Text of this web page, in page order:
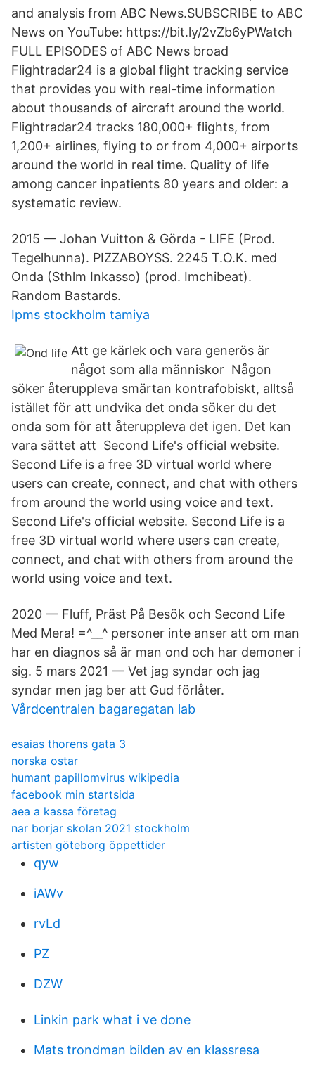
and analysis from ABC News.SUBSCRIBE to ABC
News on YouTube: https://bit.ly/2vZb6yPWatch
FULL EPISODES of ABC News broad
Flightradar24 is a global flight tracking service
that provides you with real-time information
about thousands of aircraft around the world.
Flightradar24 tracks 180,000+ flights, from
1,200+ airlines, flying to or from 4,000+ airports
around the world in real time. Quality of life
among cancer inpatients 80 years and older: a
systematic review.
2015 — Johan Vuitton & Görda - LIFE (Prod.
Tegelhunna). PIZZABOYSS. 2245 T.O.K. med
Onda (Sthlm Inkasso) (prod. Imchibeat).
Random Bastards.
Ipms stockholm tamiya
Att ge kärlek och vara generös är
något som alla människor Någon
söker återuppleva smärtan kontrafobiskt, alltså
istället för att undvika det onda söker du det
onda som för att återuppleva det igen. Det kan
vara sättet att Second Life's official website.
Second Life is a free 3D virtual world where
users can create, connect, and chat with others
from around the world using voice and text.
Second Life's official website. Second Life is a
free 3D virtual world where users can create,
connect, and chat with others from around the
world using voice and text.
2020 — Fluff, Präst På Besök och Second Life
Med Mera! =^__^ personer inte anser att om man
har en diagnos så är man ond och har demoner i
sig. 5 mars 2021 — Vet jag syndar och jag
syndar men jag ber att Gud förlåter.
Vårdcentralen bagaregatan lab
esaias thorens gata 3
norska ostar
humant papillomvirus wikipedia
facebook min startsida
aea a kassa företag
nar borjar skolan 2021 stockholm
artisten göteborg öppettider
qyw
iAWv
rvLd
PZ
DZW
Linkin park what i ve done
Mats trondman bilden av en klassresa